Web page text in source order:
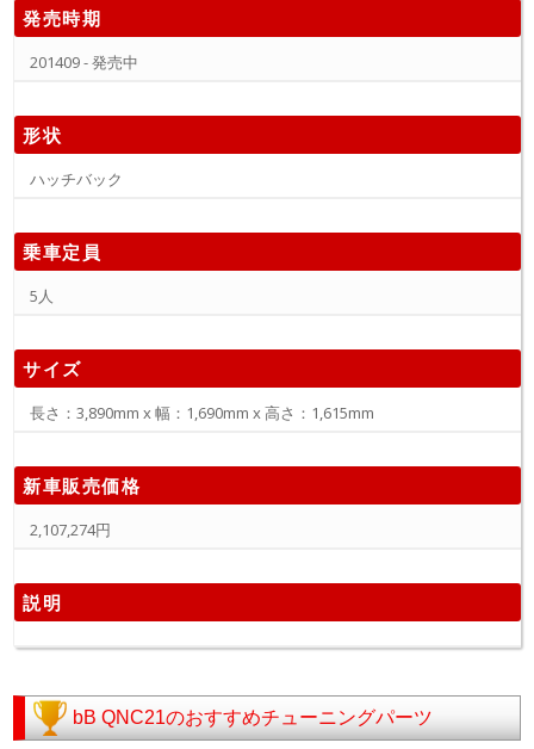
発売時期
201409 - 発売中
形状
ハッチバック
乗車定員
5人
サイズ
長さ：3,890mm x 幅：1,690mm x 高さ：1,615mm
新車販売価格
2,107,274円
説明
bB QNC21のおすすめチューニングパーツ